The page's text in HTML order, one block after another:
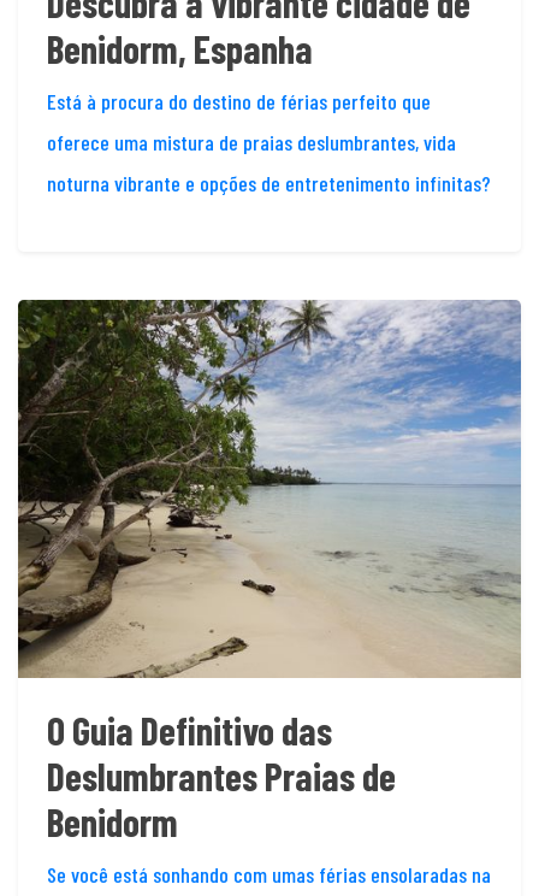
Benidorm, Espanha
Está à procura do destino de férias perfeito que
oferece uma mistura de praias deslumbrantes, vida
noturna vibrante e opções de entretenimento infinitas?
O Guia Definitivo das
Deslumbrantes Praias de
Benidorm
Se você está sonhando com umas férias ensolaradas na